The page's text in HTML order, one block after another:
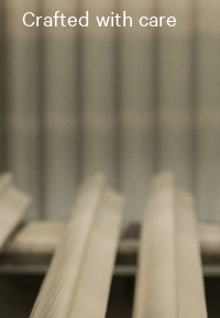
Crafted with care